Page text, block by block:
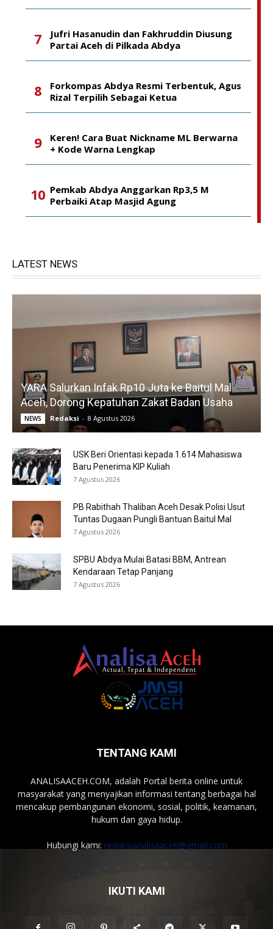
Jufri Hasanudin dan Fakhruddin Diusung
Partai Aceh di Pilkada Abdya
Forkompas Abdya Resmi Terbentuk, Agus
Rizal Terpilih Sebagai Ketua
Keren! Cara Buat Nickname ML Berwarna
+ Kode Warna Lengkap
Pemkab Abdya Anggarkan Rp3,5 M
Perbaiki Atap Masjid Agung
LATEST NEWS
YARA Salurkan Infak Rp10 Juta ke Baitul Mal
Aceh, Dorong Kepatuhan Zakat Badan Usaha
NEWS Redaksi - 8 Agustus 2026
USK Beri Orientasi kepada 1.614 Mahasiswa
Baru Penerima KIP Kuliah
7 Agustus 2026
PB Rabithah Thaliban Aceh Desak Polisi Usut
Tuntas Dugaan Pungli Bantuan Baitul Mal
7 Agustus 2026
SPBU Abdya Mulai Batasi BBM, Antrean
Kendaraan Tetap Panjang
7 Agustus 2026
TENTANG KAMI
ANALISAACEH.COM, adalah Portal berita online untuk
masyarakat yang menyajikan informasi tentang berbagai hal
mencakup pembangunan ekonomi, sosial, politik, keamanan,
hukum dan gaya hidup.
Hubungi kami: redaksianalisaaceh@gmail.com
IKUTI KAMI